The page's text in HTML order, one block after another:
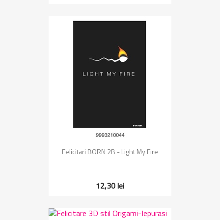
Felicitari BORN 2B - Light My Fire
12,30 lei